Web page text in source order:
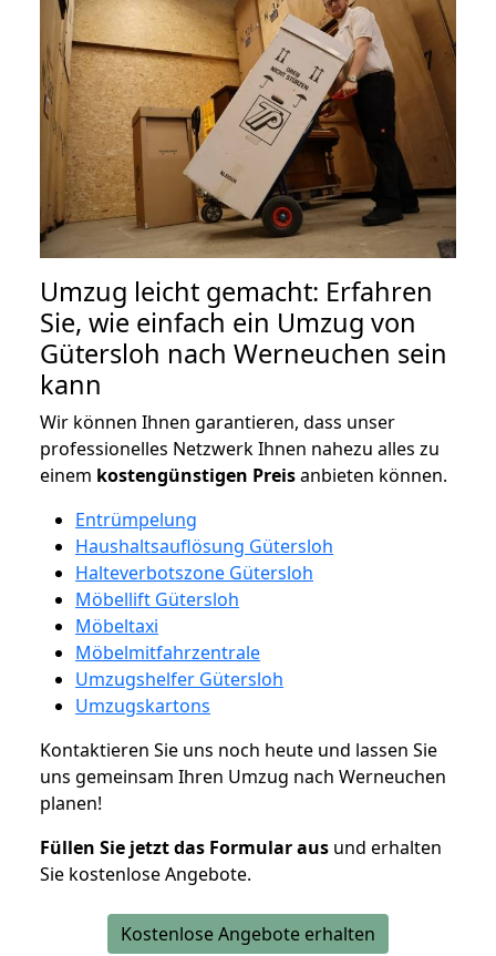
Umzug leicht gemacht: Erfahren
Sie, wie einfach ein Umzug von
Gütersloh nach Werneuchen sein
kann
Wir können Ihnen garantieren, dass unser
professionelles Netzwerk Ihnen nahezu alles zu
einem kostengünstigen Preisanbieten können.
Entrümpelung
Haushaltsauflösung Gütersloh
Halteverbotszone Gütersloh
Möbellift Gütersloh
Möbeltaxi
Möbelmitfahrzentrale
Umzugshelfer Gütersloh
Umzugskartons
Kontaktieren Sie uns noch heute und lassen Sie
uns gemeinsam Ihren Umzug nach Werneuchen
planen!
Füllen Sie jetzt das Formular aus und erhalten
Sie kostenlose Angebote.
Kostenlose Angebote erhalten